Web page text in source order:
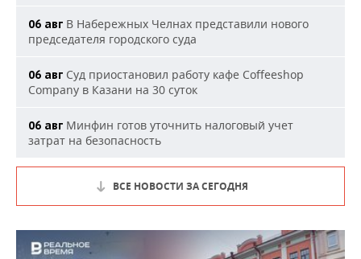
06 авг В Набережных Челнах представили нового
председателя городского суда
06 авг Суд приостановил работу кафе Coffeeshop
Company в Казани на 30 суток
06 авг Минфин готов уточнить налоговый учет
затрат на безопасность
ВСЕ НОВОСТИ ЗА СЕГОДНЯ